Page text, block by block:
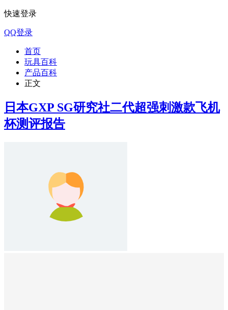
快速登录
QQ登录
首页
玩具百科
产品百科
正文
日本GXP SG研究社二代超强刺激款飞机
杯测评报告